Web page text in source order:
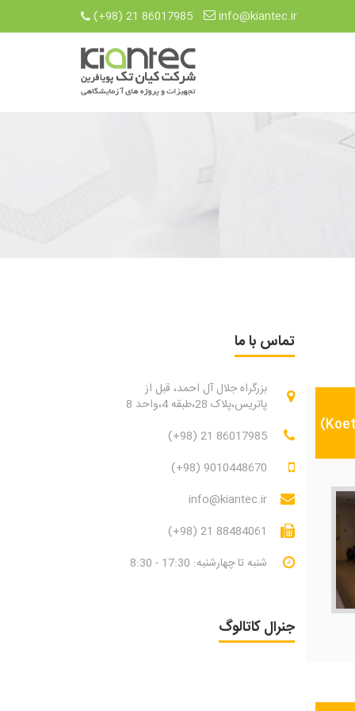
(+98) 21 86017985 info@kiantec.ir
تماس با ما
بزرگراه جلال آل احمد، قبل از
پاتریس،پلاک 28،طبقه 4،واحد 8
(+98) 21 86017985
(+98) 9010448670
info@kiantec.ir
(+98) 21 88484061
شنبه تا چهارشنبه: 17:30 - 8:30
جنرال کاتالوگ